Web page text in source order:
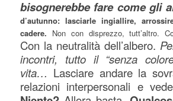
bisognerebbe fare come gli
d’autunno: lasciarle ingiallire,
cadere. Non con disprezzo, tutt’altro.
Con la neutralità dell’albero.
incontri, tutto il “senza
vita… Lasciare andare la
relazioni interpersonali e